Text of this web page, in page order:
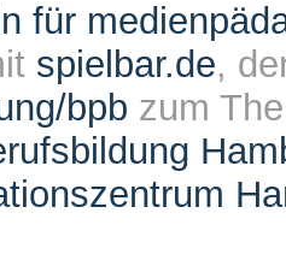
für
spielbar.de,
bpb zum